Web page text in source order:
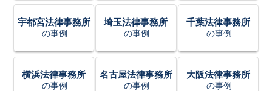
宇都宮法律事務所
の事例
埼玉法律事務所
の事例
千葉法律事務所
の事例
横浜法律事務所
の事例
名古屋法律事務所
の事例
大阪法律事務所
の事例